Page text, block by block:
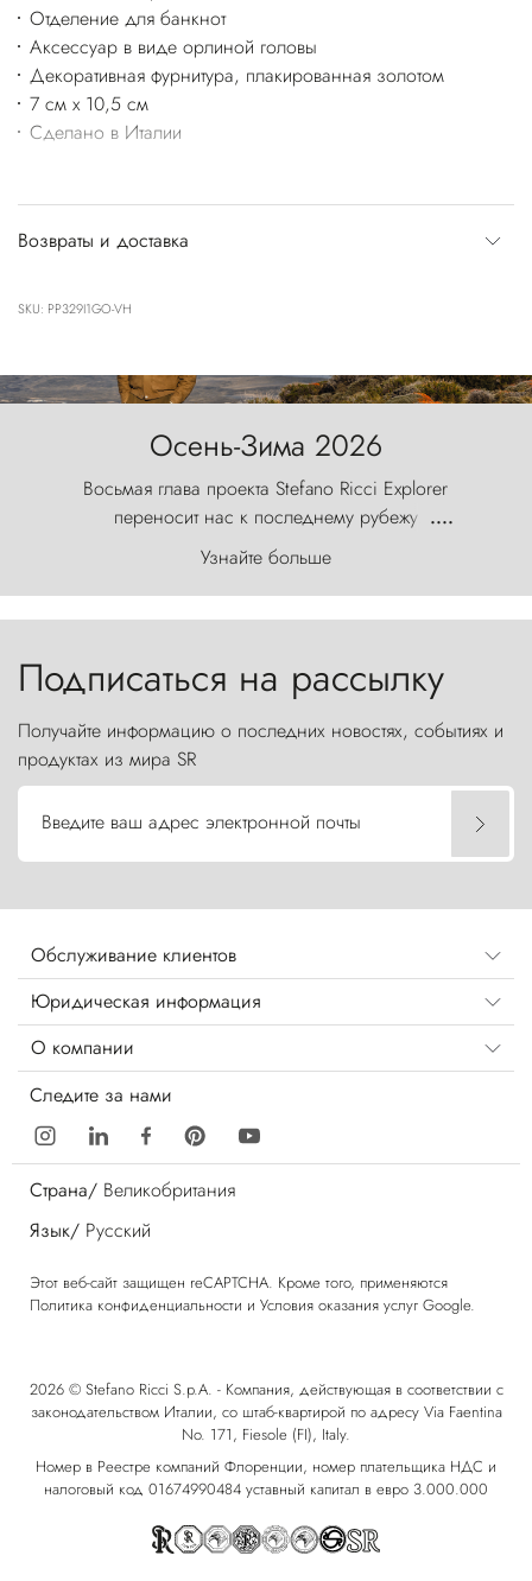
Отделение для банкнот
Аксессуар в виде орлиной головы
Декоративная фурнитура, плакированная золотом
7 см x 10,5 см
Сделано в Италии
Возвраты и доставка
SKU: PP329I1GO-VH
Осень-Зима 2026
Восьмая глава проекта Stefano Ricci Explorer
переносит нас к последнему рубежу
первозданного мира, где ветер с
первобытной яростью ваяет ландшафт, а пики
Торрес-дель-Пайне, словно каменные стражи,
....
Узнайте больше
Подписаться на рассылку
Получайте информацию о последних новостях, событиях и
продуктах из мира SR
Введите ваш адрес электронной почты
Обслуживание клиентов
Юридическая информация
О компании
Следите за нами
Страна/ Великобритания
Язык/ Русский
Этот веб-сайт защищен reCAPTCHA. Кроме того, применяются
Политика конфиденциальности и Условия оказания услуг Google.
2026 © Stefano Ricci S.p.A. - Компания, действующая в соответствии с
законодательством Италии, со штаб-квартирой по адресу Via Faentina
No. 171, Fiesole (FI), Italy.
Номер в Реестре компаний Флоренции, номер плательщика НДС и
налоговый код 01674990484 уставный капитал в евро 3.000.000